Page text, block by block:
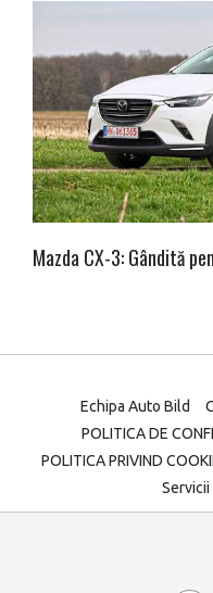
Mazda CX-3: Gândită
Echipa Auto Bild
POLITICA DE
POLITICA PRIVIND